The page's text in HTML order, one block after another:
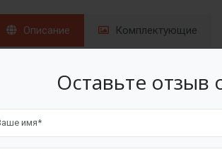
Оставьте отзыв
Описание Комплектующие
с ручной очисткой для удаления
которые устанавливаются в